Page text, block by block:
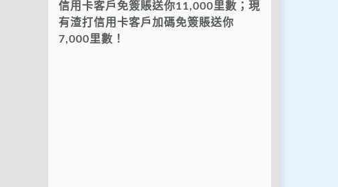
信用卡客戶免簽賬送你11,000里數；現
有渣打信用卡客戶加碼免簽賬送你
7,000里數！